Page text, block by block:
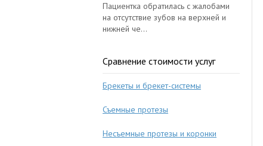
Пациентка обратилась с жалобами
на отсутствие зубов на верхней и
нижней че...
Сравнение стоимости услуг
Брекеты и брекет-системы
Съемные протезы
Несъемные протезы и коронки